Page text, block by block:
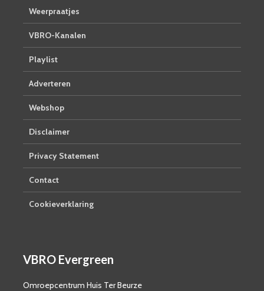
Weerpraatjes
VBRO-Kanalen
Playlist
Adverteren
Webshop
Disclaimer
Privacy Statement
Contact
Cookieverklaring
VBRO Evergreen
Omroepcentrum Huis Ter Beurze